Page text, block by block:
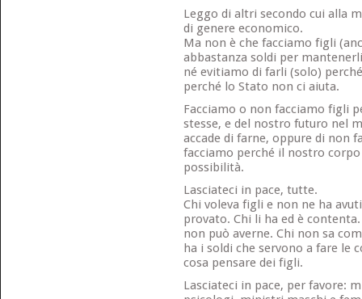
Leggo di altri secondo cui alla
di genere economico.
Ma non è che facciamo figli
abbastanza soldi per
né evitiamo di farli (solo)
perché lo Stato non ci aiuta.
Facciamo o non facciamo figli
stesse, e del nostro futuro nel
accade di farne, oppure di non
facciamo perché il nostro
possibilità.
Lasciateci in pace, tutte.
Chi voleva figli e non ne ha
provato. Chi li ha ed è
non può averne. Chi non sa
ha i soldi che servono a fare le
cosa pensare dei figli.
Lasciateci in pace, per favore: